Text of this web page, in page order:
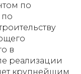
по
по
в
реализации
крупнейшим